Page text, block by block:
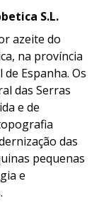
S.L.
azeite do
na província
Espanha. Os
das Serras
e de
das
pequenas
e